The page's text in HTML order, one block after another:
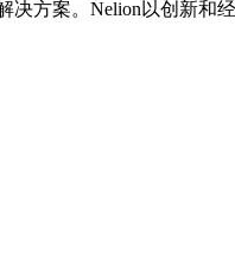
方案。Nelion以创新